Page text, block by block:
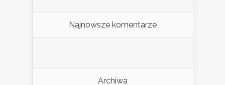
Najnowsze komentarze
Archiwa